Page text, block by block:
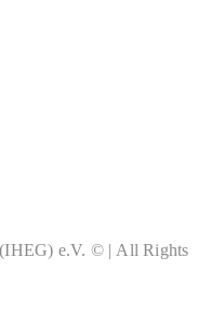
(IHEG) e.V. © | All Rights